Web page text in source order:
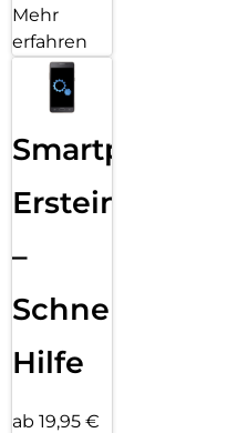
Mehr
erfahren
Smartphone
Ersteinrichtung
–
Schnelle
Hilfe
ab 19,95 €